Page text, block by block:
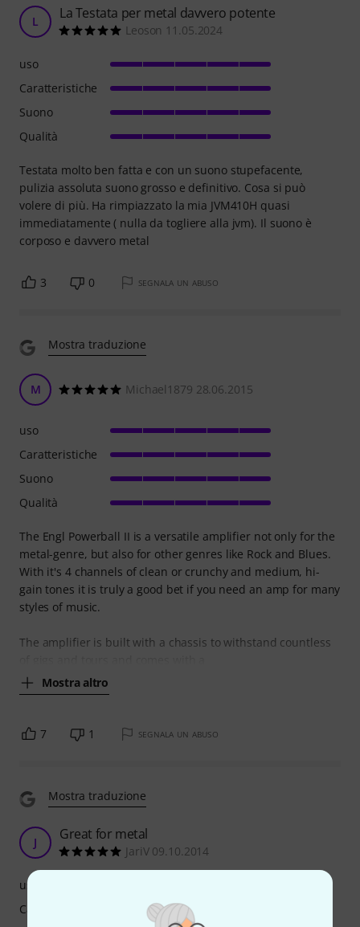
L La Testata per metal davvero potente
Leoson 11.05.2024
Testata molto ben fatta e con un suono stupefacente,
pulizia assoluta suono grosso e definitivo. Cosa si può
volere di più. Ha rimpiazzato la mia JVM410H quasi
immediatamente ( nulla da togliere alla jvm). Il suono è
corposo e davvero metal
uso
Caratteristiche
Suono
Qualità
3 0 SEGNALA UN ABUSO
Mostra traduzione
M Michael1879 28.06.2015
The Engl Powerball II is a versatile amplifier not only for the
metal-genre, but also for other genres like Rock and Blues.
With it's 4 channels of clean or crunchy and medium, hi-
gain tones it is truly a good bet if you need an amp for many
styles of music.
The amplifier is built with a chassis to withstand countless
Mostra altro
uso
Caratteristiche
Suono
Qualità
7 1 SEGNALA UN ABUSO
Mostra traduzione
J Great for metal
JariV 09.10.2014
uso
Caratteristiche